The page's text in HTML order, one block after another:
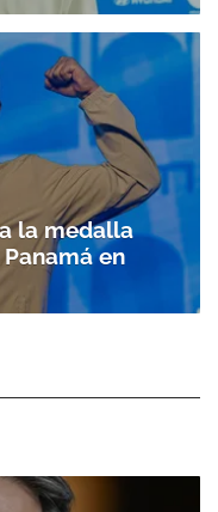
la medalla
en